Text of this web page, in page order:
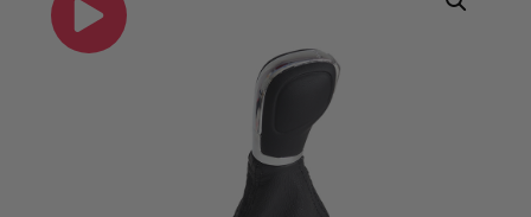
Kínálatunkban kizárólag olyan termékek
szerepelnek, amelyekben mi is bízunk.